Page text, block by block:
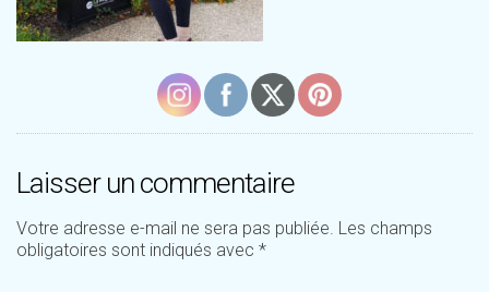
Laisser un commentaire
Votre adresse e-mail ne sera pas publiée. Les champs
obligatoires sont indiqués avec *